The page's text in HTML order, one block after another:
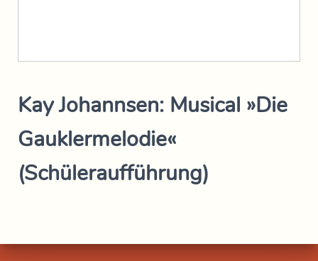
Kay Johannsen: Musical »Die
Gauklermelodie«
(Schüleraufführung)